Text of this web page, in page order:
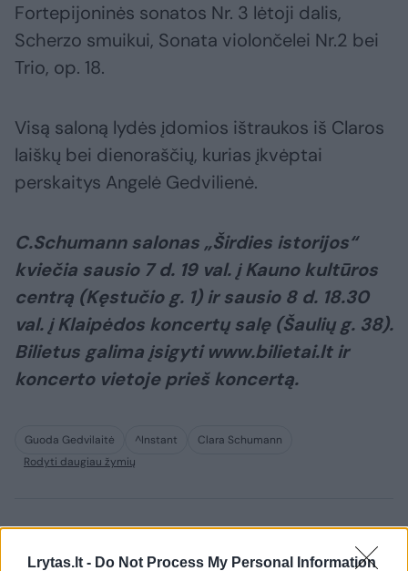
Lrytas.lt - Do Not Process My Personal Information
Fortepijoninės sonatos Nr. 3 lėtoji dalis,
Scherzo smuikui, Sonata violončelei Nr.2 bei
Trio, op. 18.
Visą saloną lydės įdomios ištraukos iš Claros
laiškų bei dienoraščių, kurias įkvėptai
perskaitys Angelė Gedvilienė.
C.Schumann salonas „Širdies istorijos“
kviečia sausio 7 d. 19 val. į Kauno kultūros
centrą (Kęstučio g. 1) ir sausio 8 d. 18.30
val. į Klaipėdos koncertų salę (Šaulių g. 38).
Bilietus galima įsigyti www.bilietai.lt ir
koncerto vietoje prieš koncertą.
Guoda Gedvilaitė ^Instant
Clara Schumann
Rodyti daugiau žymių